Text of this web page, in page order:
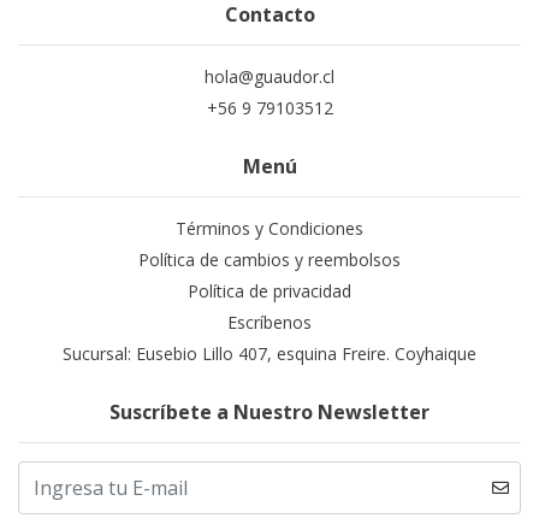
Contacto
hola@guaudor.cl
+56 9 79103512
Menú
Términos y Condiciones
Política de cambios y reembolsos
Política de privacidad
Escríbenos
Sucursal: Eusebio Lillo 407, esquina Freire. Coyhaique
Suscríbete a Nuestro Newsletter